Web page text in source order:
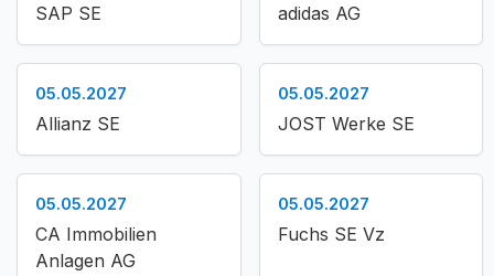
SAP SE adidas AG
05.05.2027
Allianz SE
05.05.2027
JOST Werke SE
05.05.2027
CA Immobilien
Anlagen AG
05.05.2027
Fuchs SE Vz